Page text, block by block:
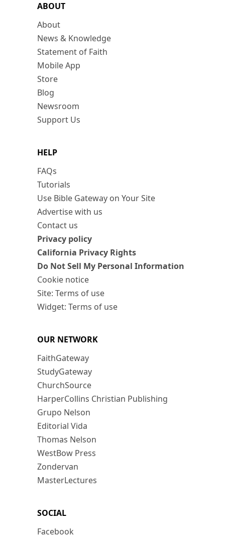
ABOUT
About
News & Knowledge
Statement of Faith
Mobile App
Store
Blog
Newsroom
Support Us
HELP
FAQs
Tutorials
Use Bible Gateway on Your Site
Advertise with us
Contact us
Privacy policy
California Privacy Rights
Do Not Sell My Personal Information
Cookie notice
Site: Terms of use
Widget: Terms of use
OUR NETWORK
FaithGateway
StudyGateway
ChurchSource
HarperCollins Christian Publishing
Grupo Nelson
Editorial Vida
Thomas Nelson
WestBow Press
Zondervan
MasterLectures
SOCIAL
Facebook